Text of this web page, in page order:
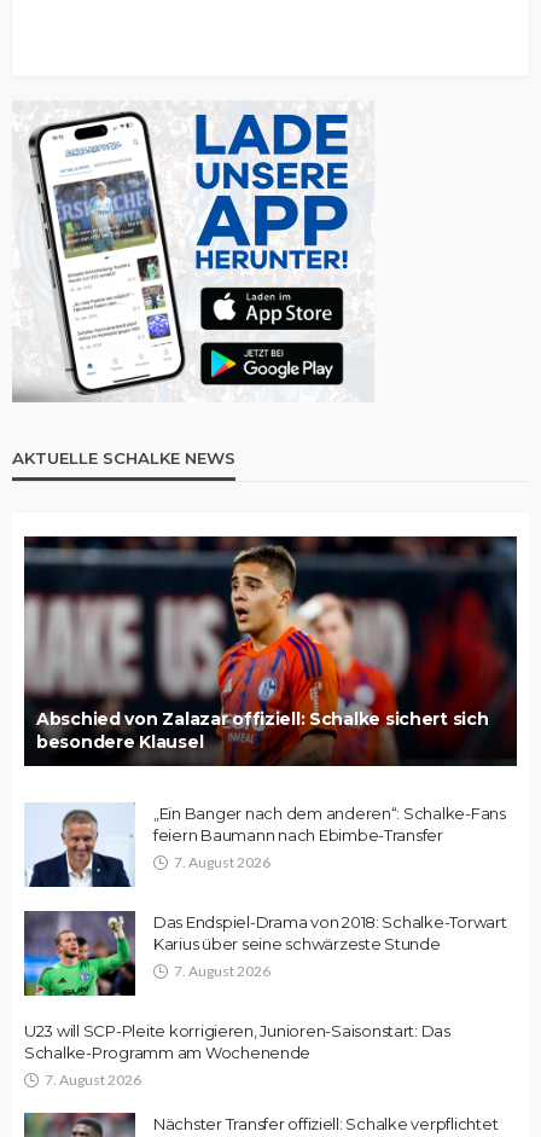
AKTUELLE SCHALKE NEWS
Abschied von Zalazar offiziell: Schalke sichert sich
besondere Klausel
„Ein Banger nach dem anderen“: Schalke-Fans
feiern Baumann nach Ebimbe-Transfer
7. August 2026
Das Endspiel-Drama von 2018: Schalke-Torwart
Karius über seine schwärzeste Stunde
7. August 2026
U23 will SCP-Pleite korrigieren, Junioren-Saisonstart: Das
Schalke-Programm am Wochenende
7. August 2026
Nächster Transfer offiziell: Schalke verpflichtet